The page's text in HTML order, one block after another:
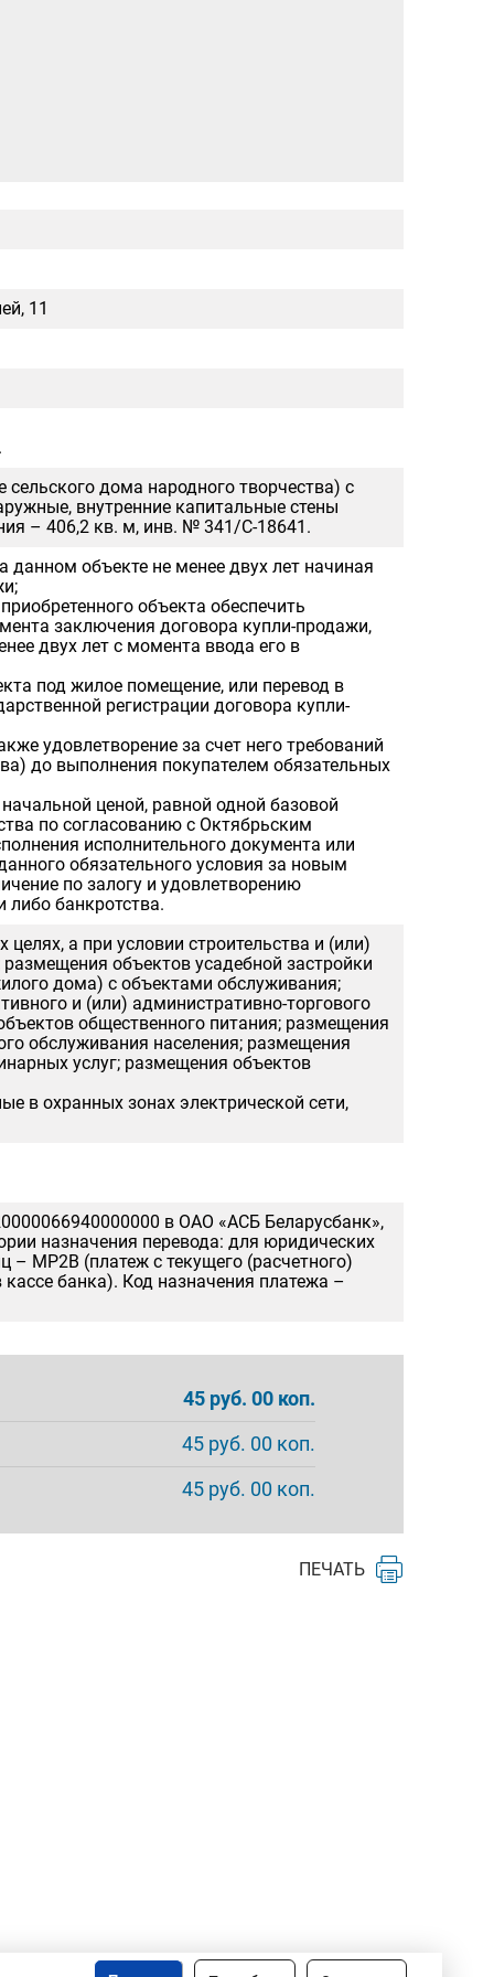
11
сельского дома народного творчества) с
внутренние капитальные стены
– 406,2 кв. м, инв. № 341/С-18641.
данном объекте не менее двух лет начиная
объекта обеспечить
заключения договора купли-продажи,
двух лет с момента ввода его в
под жилое помещение, или перевод в
регистрации договора купли-
удовлетворение за счет него требований
до выполнения покупателем обязательных
ценой, равной одной базовой
по согласованию с Октябрьским
исполнительного документа или
обязательного условия за новым
по залогу и удовлетворению
либо банкротства.
а при условии строительства и (или)
объектов усадебной застройки
дома) с объектами обслуживания;
и (или) административно-торгового
общественного питания; размещения
обслуживания населения; размещения
услуг; размещения объектов
в охранных зонах электрической сети,
в ОАО «АСБ Беларусбанк»,
назначения перевода: для юридических
MP2B (платеж с текущего (расчетного)
банка). Код назначения платежа –
45 руб. 00 коп.
45 руб. 00 коп.
45 руб. 00 коп.
ПЕЧАТЬ